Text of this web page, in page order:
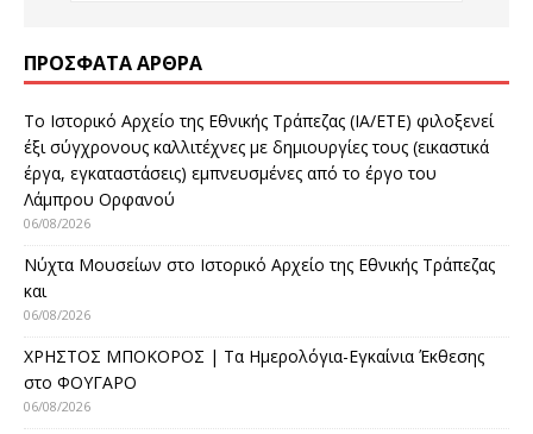
ΠΡΌΣΦΑΤΑ ΆΡΘΡΑ
Το Ιστορικό Αρχείο της Εθνικής Τράπεζας (ΙΑ/ΕΤΕ) φιλοξενεί
έξι σύγχρονους καλλιτέχνες με δημιουργίες τους (εικαστικά
έργα, εγκαταστάσεις) εμπνευσμένες από το έργο του
Λάμπρου Ορφανού
06/08/2026
Νύχτα Μουσείων στο Ιστορικό Αρχείο της Εθνικής Τράπεζας
και
06/08/2026
ΧΡΗΣΤΟΣ ΜΠΟΚΟΡΟΣ | Τα Ημερολόγια-Εγκαίνια Έκθεσης
στο ΦΟΥΓΑΡΟ
06/08/2026